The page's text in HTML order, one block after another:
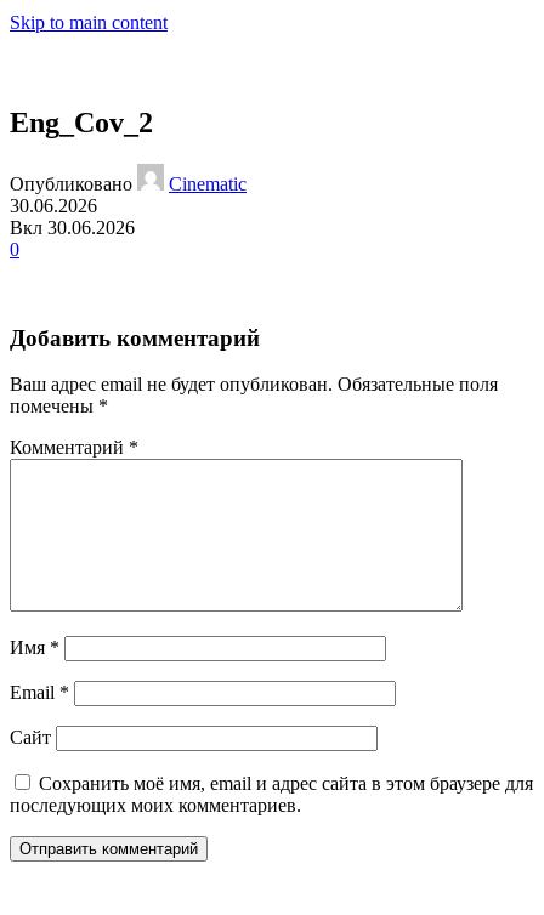
Skip to main content
Eng_Cov_2
Опубликовано
Cinematic
30.06.2026
Вкл 30.06.2026
0
Добавить комментарий
Ваш адрес email не будет опубликован. Обязательные поля
помечены *
Комментарий *
Имя *
Email *
Сайт
Сохранить моё имя, email и адрес сайта в этом браузере для
последующих моих комментариев.